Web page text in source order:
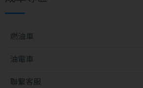
燃油車
油電車
聯繫客服